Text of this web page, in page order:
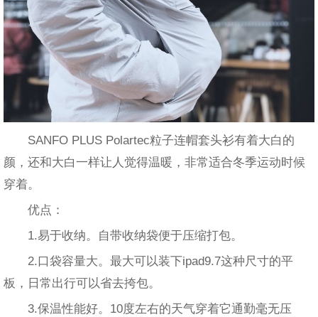
SANFO PLUS Polartec粒子连帽套头衫有着大白的
颜，还和大白一样让人觉得温暖，非常适合冬季运动时候
穿着。
优点：
1.易于收纳。自带收纳袋便于压缩打包。
2.口袋容量大。最大可以装下ipad9.7这种尺寸的平
板，日常出行可以省去挎包。
3.保温性能好。10度左右的天气穿着它通勤毫无压